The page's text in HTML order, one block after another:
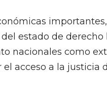
estado de derecho
nacionales como
acceso a la justicia